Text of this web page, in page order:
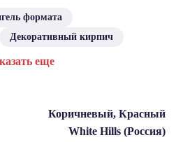
формата
Декоративный кирпич
еще
Коричневый, Красный
White Hills (Россия)